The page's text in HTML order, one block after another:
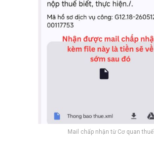
Mail chấp nhận từ Cơ quan thuế